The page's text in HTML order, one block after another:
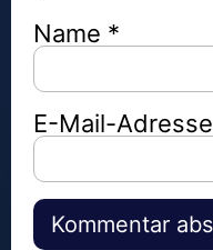
Name *
E-Mail-Adresse